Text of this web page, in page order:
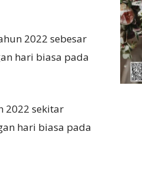
2022 sebesar
hari biasa pada
2022 sekitar
hari biasa pada